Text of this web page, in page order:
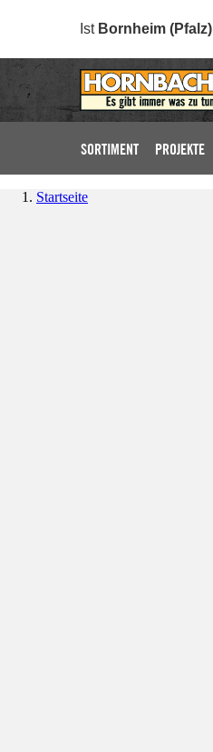
Ist Bornheim (Pfalz)
SORTIMENT PROJEKTE
Startseite